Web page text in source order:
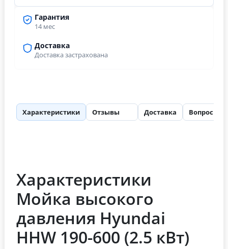
Гарантия
14 мес
Доставка
Доставка застрахована
Характеристики Отзывы Доставка Вопросы
Характеристики
Мойка высокого
давления Hyundai
HHW 190-600 (2.5 кВт)